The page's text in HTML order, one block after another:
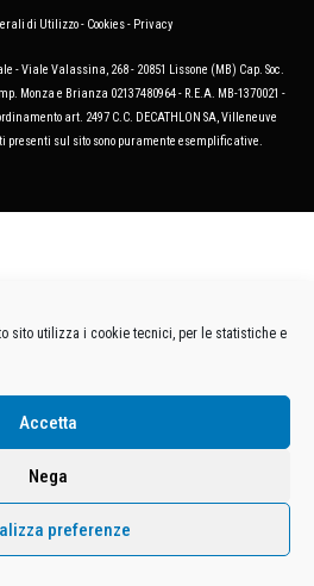
sito utilizza i cookie tecnici, per le statistiche e
Accetta
Nega
preferenze
di Utilizzo- Cookies- Privacy
- Viale Valassina, 268 - 20851 Lissone (MB) Cap. Soc.
Monza e Brianza 02137480964 - R.E.A. MB-1370021 -
art. 2497 C.C. DECATHLON SA, Villeneuve
presenti sul sito sono puramente esemplificative.